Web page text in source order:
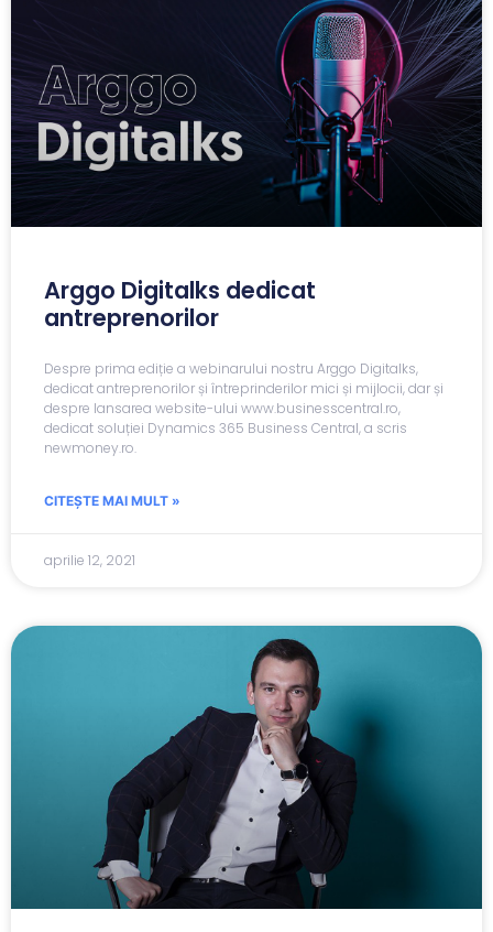
Arggo Digitalks dedicat
antreprenorilor
Despre prima ediție a webinarului nostru Arggo Digitalks,
dedicat antreprenorilor și întreprinderilor mici și mijlocii, dar și
despre lansarea website-ului www.businesscentral.ro,
dedicat soluției Dynamics 365 Business Central, a scris
newmoney.ro.
CITEȘTE MAI MULT »
aprilie 12, 2021